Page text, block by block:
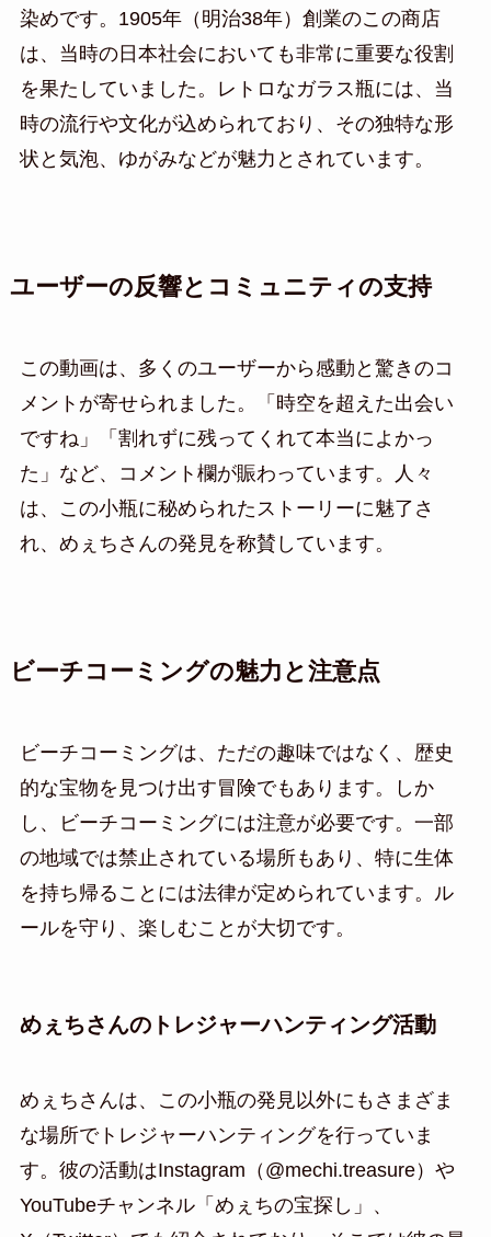
染めです。1905年（明治38年）創業のこの商店
は、当時の日本社会においても非常に重要な役割
を果たしていました。レトロなガラス瓶には、当
時の流行や文化が込められており、その独特な形
状と気泡、ゆがみなどが魅力とされています。
ユーザーの反響とコミュニティの支持
この動画は、多くのユーザーから感動と驚きのコ
メントが寄せられました。「時空を超えた出会い
ですね」「割れずに残ってくれて本当によかっ
た」など、コメント欄が賑わっています。人々
は、この小瓶に秘められたストーリーに魅了さ
れ、めぇちさんの発見を称賛しています。
ビーチコーミングの魅力と注意点
ビーチコーミングは、ただの趣味ではなく、歴史
的な宝物を見つけ出す冒険でもあります。しか
し、ビーチコーミングには注意が必要です。一部
の地域では禁止されている場所もあり、特に生体
を持ち帰ることには法律が定められています。ル
ールを守り、楽しむことが大切です。
めぇちさんのトレジャーハンティング活動
めぇちさんは、この小瓶の発見以外にもさまざま
な場所でトレジャーハンティングを行っていま
す。彼の活動はInstagram（@mechi.treasure）や
YouTubeチャンネル「めぇちの宝探し」、